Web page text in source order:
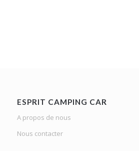
ESPRIT CAMPING CAR
A propos de nous
Nous contacter